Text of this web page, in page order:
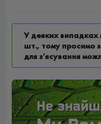
У деяких випадках
шт., тому просимо
для з’ясування